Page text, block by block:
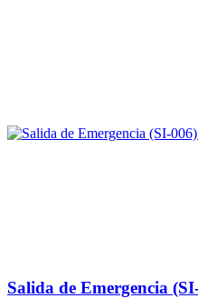
Salida de Emergencia